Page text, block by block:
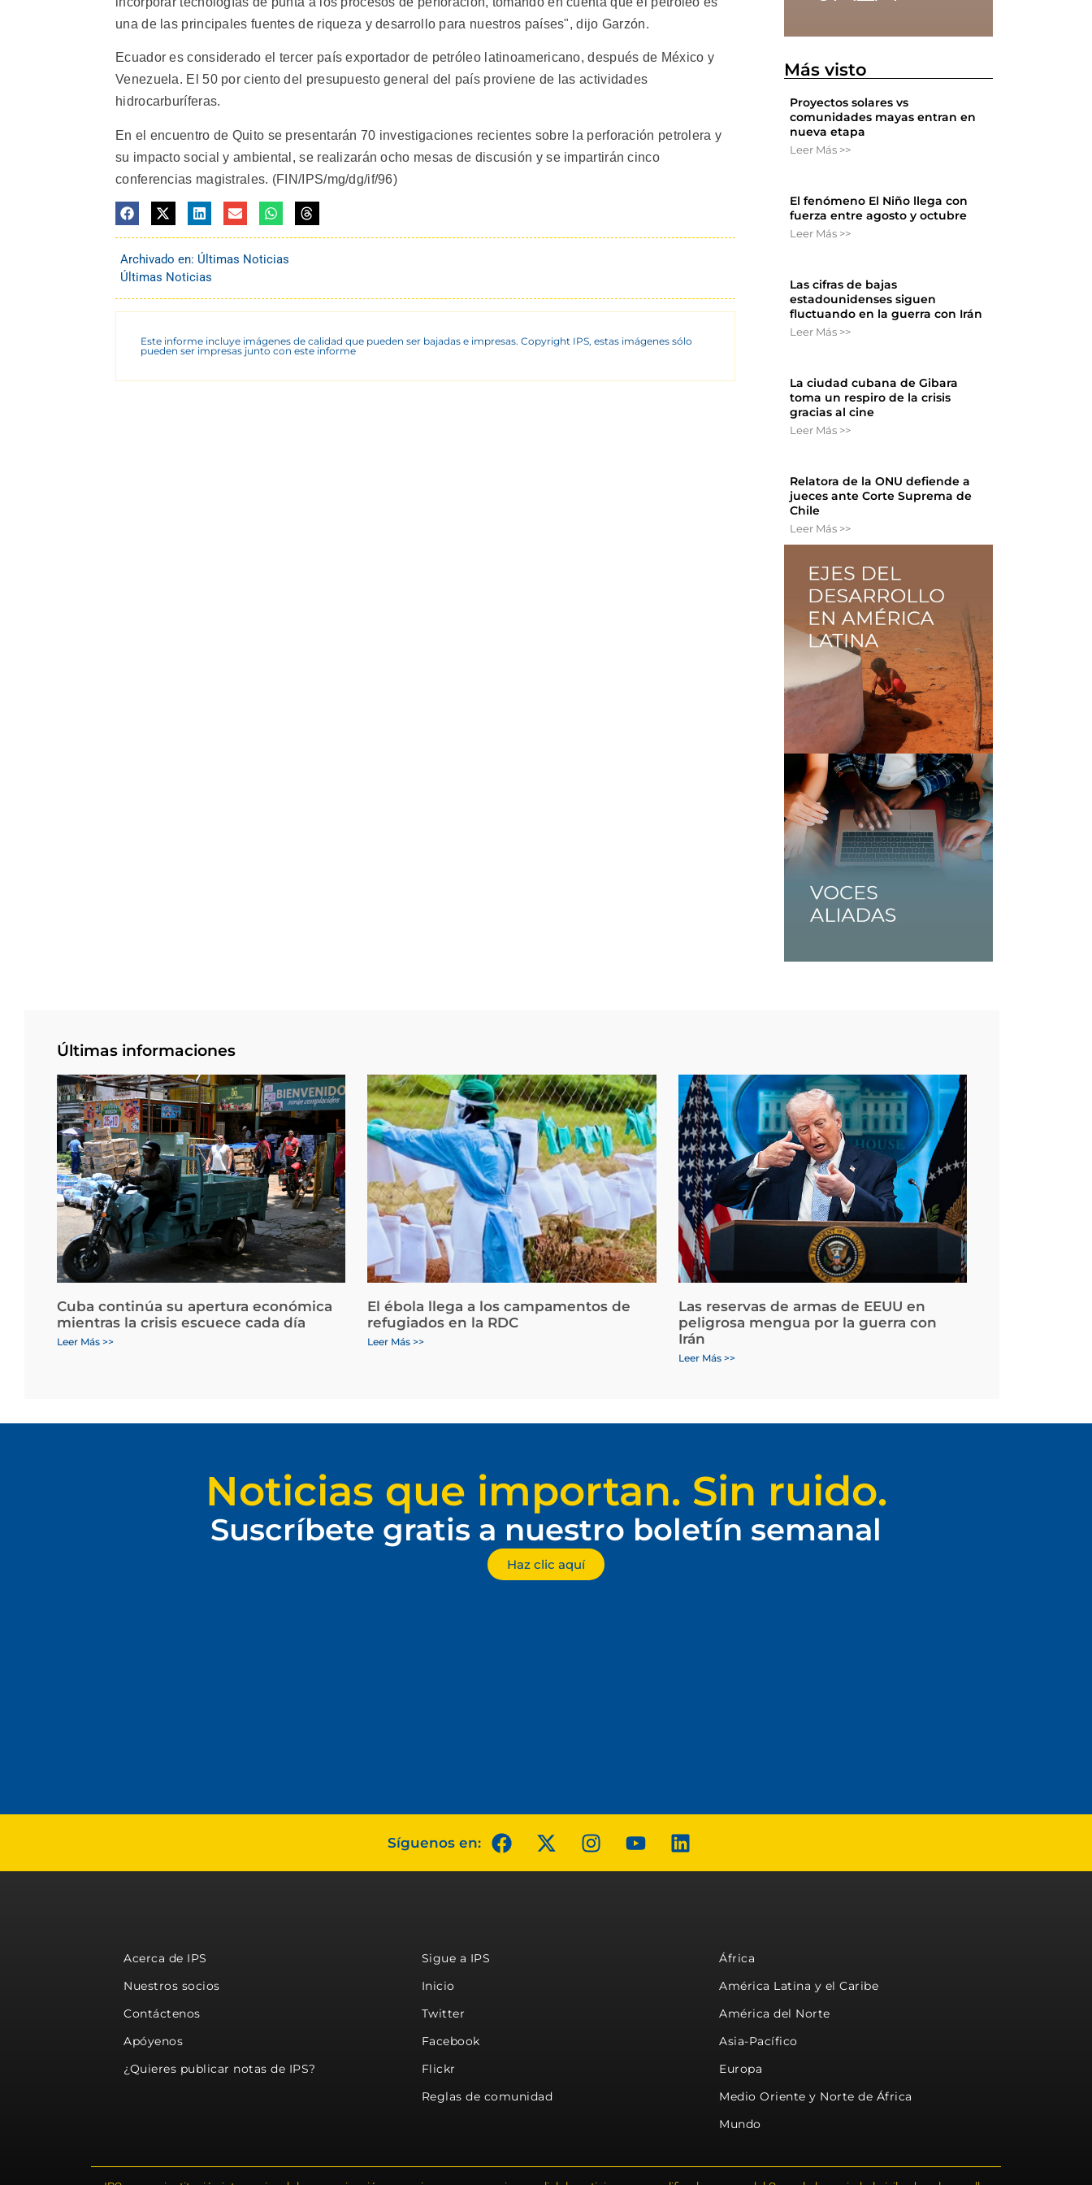
una de las principales fuentes de riqueza y desarrollo para nuestros países", dijo Garzón.
Ecuador es considerado el tercer país exportador de petróleo latinoamericano, después de México y
Venezuela. El 50 por ciento del presupuesto general del país proviene de las actividades
hidrocarburíferas.
En el encuentro de Quito se presentarán 70 investigaciones recientes sobre la perforación petrolera y
su impacto social y ambiental, se realizarán ocho mesas de discusión y se impartirán cinco
conferencias magistrales. (FIN/IPS/mg/dg/if/96)
Archivado en: Últimas Noticias
Últimas Noticias
Este informe incluye imágenes de calidad que pueden ser bajadas e impresas. Copyright IPS, estas imágenes sólo
pueden ser impresas junto con este informe
Más visto
Proyectos solares vs
comunidades mayas entran en
nueva etapa
Leer Más >>
El fenómeno El Niño llega con
fuerza entre agosto y octubre
Leer Más >>
Las cifras de bajas
estadounidenses siguen
fluctuando en la guerra con Irán
Leer Más >>
La ciudad cubana de Gibara
toma un respiro de la crisis
gracias al cine
Leer Más >>
Relatora de la ONU defiende a
jueces ante Corte Suprema de
Chile
Leer Más >>
Últimas informaciones
Cuba continúa su apertura económica
mientras la crisis escuece cada día
Leer Más >>
El ébola llega a los campamentos de
refugiados en la RDC
Leer Más >>
Las reservas de armas de EEUU en
peligrosa mengua por la guerra con
Irán
Leer Más >>
Noticias que importan. Sin ruido.
Suscríbete gratis a nuestro boletín semanal
Haz clic aquí
Síguenos en:
Acerca de IPS
Nuestros socios
Contáctenos
Apóyenos
¿Quieres publicar notas de IPS?
Sigue a IPS
Inicio
Twitter
Facebook
Flickr
Reglas de comunidad
África
América Latina y el Caribe
América del Norte
Asia-Pacífico
Europa
Medio Oriente y Norte de África
Mundo